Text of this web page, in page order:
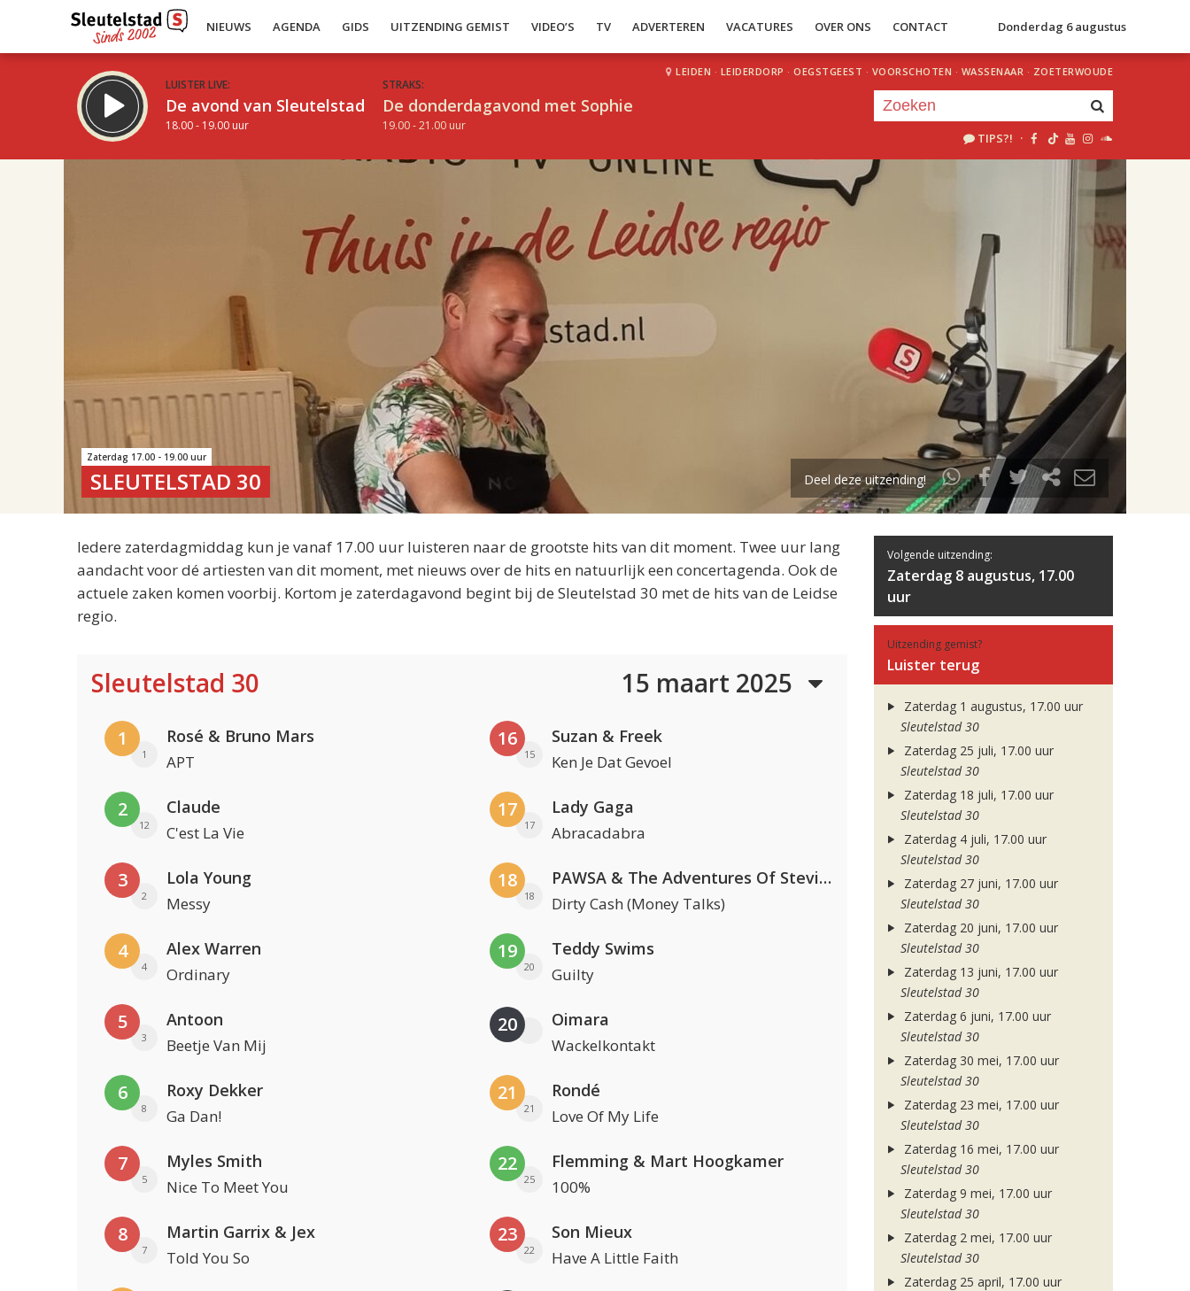
NIEUWS AGENDA GIDS UITZENDING GEMIST VIDEO’S TV ADVERTEREN VACATURES OVER ONS CONTACT Donderdag 6 augustus
LUISTER LIVE:
De avond van Sleutelstad
18.00 - 19.00 uur
STRAKS:
De donderdagavond met Sophie
19.00 - 21.00 uur
LEIDEN · LEIDERDORP · OEGSTGEEST · VOORSCHOTEN · WASSENAAR · ZOETERWOUDE
TIPS?! ·
uur 1 van 2
Volgend uur
Zaterdag 17.00 - 19.00 uur
SLEUTELSTAD 30 Deel deze uitzending!
Iedere zaterdagmiddag kun je vanaf 17.00 uur luisteren naar de grootste hits van dit moment. Twee uur lang
aandacht voor dé artiesten van dit moment, met nieuws over de hits en natuurlijk een concertagenda. Ook de
actuele zaken komen voorbij. Kortom je zaterdagavond begint bij de Sleutelstad 30 met de hits van de Leidse
regio.
Sleutelstad 30 15 maart 2025
1
1
Rosé & Bruno Mars
APT
2
12
Claude
C'est La Vie
3
2
Lola Young
Messy
4
4
Alex Warren
Ordinary
5
3
Antoon
Beetje Van Mij
6
8
Roxy Dekker
Ga Dan!
7
5
Myles Smith
Nice To Meet You
8
7
Martin Garrix & Jex
Told You So
16
15
Suzan & Freek
Ken Je Dat Gevoel
17
17
Lady Gaga
Abracadabra
18
18
PAWSA & The Adventures Of Stevie V
Dirty Cash (Money Talks)
19
20
Teddy Swims
Guilty
20 Oimara
Wackelkontakt
21
21
Rondé
Love Of My Life
22
25
Flemming & Mart Hoogkamer
100%
23
22
Son Mieux
Have A Little Faith
Volgende uitzending:
Zaterdag 8 augustus, 17.00
uur
Uitzending gemist?
Luister terug
Zaterdag 1 augustus, 17.00 uur
Sleutelstad 30
Zaterdag 25 juli, 17.00 uur
Sleutelstad 30
Zaterdag 18 juli, 17.00 uur
Sleutelstad 30
Zaterdag 4 juli, 17.00 uur
Sleutelstad 30
Zaterdag 27 juni, 17.00 uur
Sleutelstad 30
Zaterdag 20 juni, 17.00 uur
Sleutelstad 30
Zaterdag 13 juni, 17.00 uur
Sleutelstad 30
Zaterdag 6 juni, 17.00 uur
Sleutelstad 30
Zaterdag 30 mei, 17.00 uur
Sleutelstad 30
Zaterdag 23 mei, 17.00 uur
Sleutelstad 30
Zaterdag 16 mei, 17.00 uur
Sleutelstad 30
Zaterdag 9 mei, 17.00 uur
Sleutelstad 30
Zaterdag 2 mei, 17.00 uur
Sleutelstad 30
Zaterdag 25 april, 17.00 uur